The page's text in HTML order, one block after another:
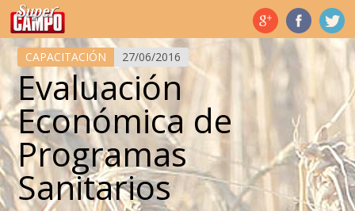
Temas de hoy
CAPACITACIÓN 27/06/2016
Evaluación
Económica de
Programas
Sanitarios